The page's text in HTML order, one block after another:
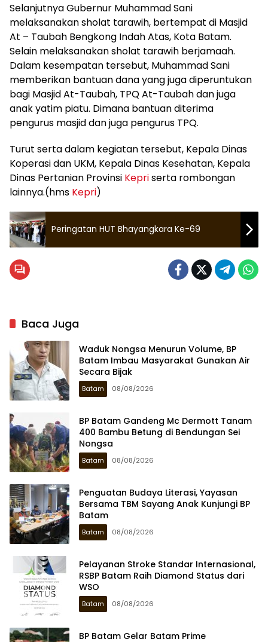
Selanjutnya Gubernur Muhammad Sani
melaksanakan sholat tarawih, bertempat di Masjid
At – Taubah Bengkong Indah Atas, Kota Batam.
Selain melaksanakan sholat tarawih berjamaah.
Dalam kesempatan tersebut, Muhammad Sani
memberikan bantuan dana yang juga diperuntukan
bagi Masjid At-Taubah, TPQ At-Taubah dan juga
anak yatim piatu. Dimana bantuan diterima
pengurus masjid dan juga pengurus TPQ.
Turut serta dalam kegiatan tersebut, Kepala Dinas
Koperasi dan UKM, Kepala Dinas Kesehatan, Kepala
Dinas Pertanian Provinsi Kepriserta rombongan
lainnya.(hms Kepri)
Peringatan HUT Bhayangkara Ke-69
Baca Juga
Waduk Nongsa Menurun Volume, BP
Batam Imbau Masyarakat Gunakan Air
Secara Bijak
Batam 08/08/2026
BP Batam Gandeng Mc Dermott Tanam
400 Bambu Betung di Bendungan Sei
Nongsa
Batam 08/08/2026
Penguatan Budaya Literasi, Yayasan
Bersama TBM Sayang Anak Kunjungi BP
Batam
Batam 08/08/2026
Pelayanan Stroke Standar Internasional,
RSBP Batam Raih Diamond Status dari
WSO
Batam 08/08/2026
BP Batam Gelar Batam Prime